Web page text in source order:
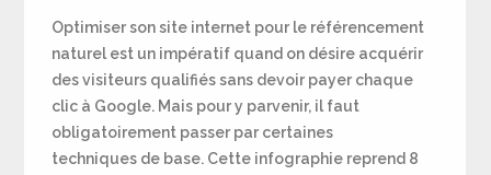
Optimiser son site internet pour le référencement
naturel est un impératif quand on désire acquérir
des visiteurs qualifiés sans devoir payer chaque
clic à Google. Mais pour y parvenir, il faut
obligatoirement passer par certaines
techniques de base. Cette infographie reprend 8